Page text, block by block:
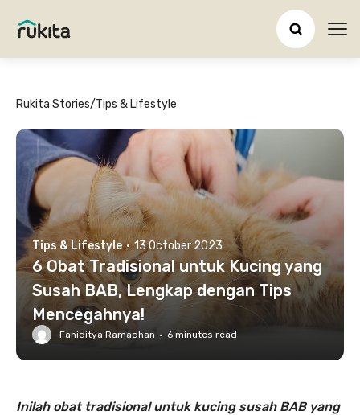
Rukita Stories/Tips & Lifestyle
Tips & Lifestyle · 13 October 2023
6 Obat Tradisional untuk Kucing yang
Susah BAB, Lengkap dengan Tips
Mencegahnya!
Faniditya Ramadhan · 6 minutes read
Inilah obat tradisional untuk kucing susah BAB yang